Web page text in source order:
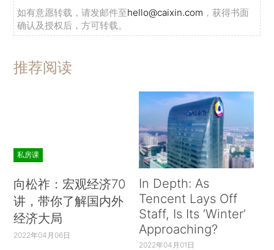
如有意愿转载，请发邮件至hello@caixin.com ，获得书面
确认及授权后，方可转载。
推荐阅读
私房课
向松祚：宏观经济70
讲，带你了解国内外
经济大局
2022年04月06日
In Depth: As
Tencent Lays Off
Staff, Is Its ‘Winter’
Approaching?
2022年04月01日